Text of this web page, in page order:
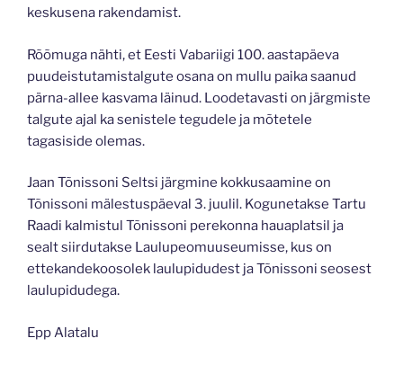
keskusena rakendamist.
Rõõmuga nähti, et Eesti Vabariigi 100. aastapäeva
puudeistutamistalgute osana on mullu paika saanud
pärna-allee kasvama läinud. Loodetavasti on järgmiste
talgute ajal ka senistele tegudele ja mõtetele
tagasiside olemas.
Jaan Tõnissoni Seltsi järgmine kokkusaamine on
Tõnissoni mälestuspäeval 3. juulil. Kogunetakse Tartu
Raadi kalmistul Tõnissoni perekonna hauaplatsil ja
sealt siirdutakse Laulupeomuuseumisse, kus on
ettekandekoosolek laulupidudest ja Tõnissoni seosest
laulupidudega.
Epp Alatalu